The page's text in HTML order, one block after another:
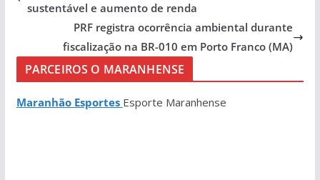
sustentável e aumento de renda
PRF registra ocorrência ambiental durante
fiscalização na BR-010 em Porto Franco (MA)
PARCEIROS O MARANHENSE
Maranhão Esportes Esporte Maranhense